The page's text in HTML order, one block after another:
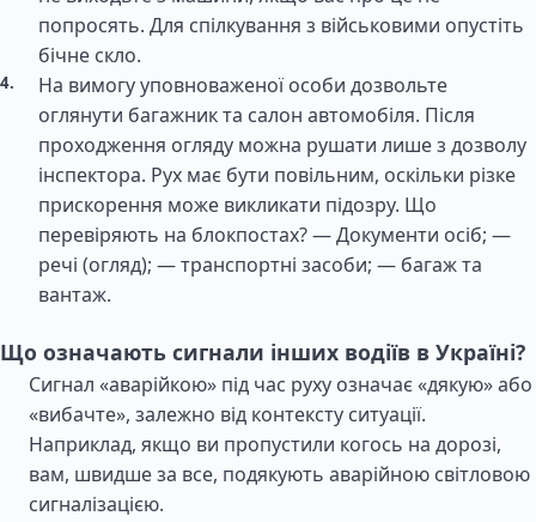
попросять. Для спілкування з військовими опустіть
бічне скло.
На вимогу уповноваженої особи дозвольте
оглянути багажник та салон автомобіля. Після
проходження огляду можна рушати лише з дозволу
інспектора. Рух має бути повільним, оскільки різке
прискорення може викликати підозру. Що
перевіряють на блокпостах? — Документи осіб; —
речі (огляд); — транспортні засоби; — багаж та
вантаж.
Що означають сигнали інших водіїв в Україні?
Сигнал «аварійкою» під час руху означає «дякую» або
«вибачте», залежно від контексту ситуації.
Наприклад, якщо ви пропустили когось на дорозі,
вам, швидше за все, подякують аварійною світловою
сигналізацією.